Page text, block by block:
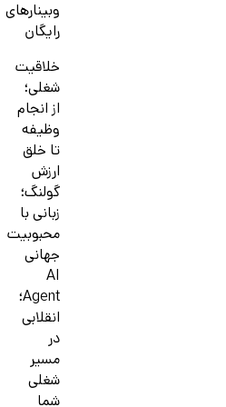
وبینارهای
رایگان
خلاقیت
شغلی؛
از انجام
وظیفه
تا خلق
ارزش
گولنگ؛
زبانی با
محبوبیت
جهانی
AI
Agent؛
انقلابی
در
مسیر
شغلی